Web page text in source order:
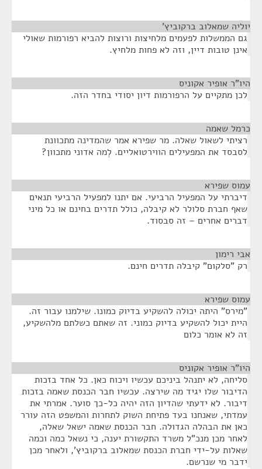
יוליה שמאלוב ברקוביץ'
גם הממשלות לפעמים מלחיצות ורוצות להביא רפורמות שאולי
אינן טובות דיין, וזה לא פחות מלחיץ.
היו"ר אופיר אקוניס
לכן מתקיים על הרפורמות דיון יסודי בחדר הזה.
כרמל שאמה
רציתי לשאול שאלה. מר שפירא אמר שהמדינה מתכוונת
לסבסד את המפעילים הווירטואליים. לְמה אדוני מתכוון?
עמוס שפירא
דיברתי על המפעיל הרביעי. אם יתנו למפעיל הרביעי תנאים
שאף חברת סלולר לא קיבלה, כולל תדרים בחינם או כל מיני
דברים אחרים – זה סבסוד.
אבי רימון
רק "סלקום" קיבלה תדרים חינם.
עמוס שפירא
"מירס" היתה יכולה להשקיע בדיוק כמונו. שילמנו עבור זה.
היית יכול להשקיע בדיוק כמוני. זה שאתם כשלתם מלהשקיע,
זה לא אומר כלום
היו"ר אופיר אקוניס
סליחה, לא יתנהל ביניכם עכשיו ויכוח כאן. כל אחד בזכות
הדיבור שלו יגיד מה שירצה. עכשיו חבר הכנסת שאמה בזכות
דיבור. לא ידעתי שהדיון הזה יהיה כל-כך סוער. אמרתי את
עמדתי, שאנחנו בעד פתיחת השוק לתחרות והמשפט הזה עורר
כאן את הבהלה הגדולה. חבר הכנסת שאמה ישאל שאלה,
לאחר מכן מנכ"ל משרד התקשורת יענה, כי נשאל כמה וכמה
שאלות על-ידי חברת הכנסת שמאלוב ברקוביץ', ולאחר מכן
ידבר מי שנרשם.